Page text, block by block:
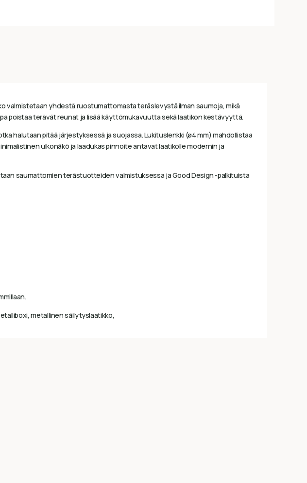
valmistetaan yhdestä ruostumattomasta teräslevystä ilman saumoja, mikä
poistaa terävät reunat ja lisää käyttömukavuutta sekä laatikon kestävyyttä.
halutaan pitää järjestyksessä ja suojassa. Lukituslenkki (ø4 mm) mahdollistaa
ulkonäkö ja laadukas pinnoite antavat laatikolle modernin ja
saumattomien terästuotteiden valmistuksessa ja Good Design -palkituista
metallinen säilytyslaatikko,